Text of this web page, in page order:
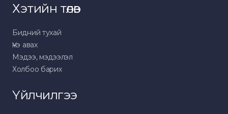
Хэтийн төлөв
Бидний тухай
Үнэ авах
Мэдээ, мэдээлэл
Холбоо барих
Үйлчилгээ